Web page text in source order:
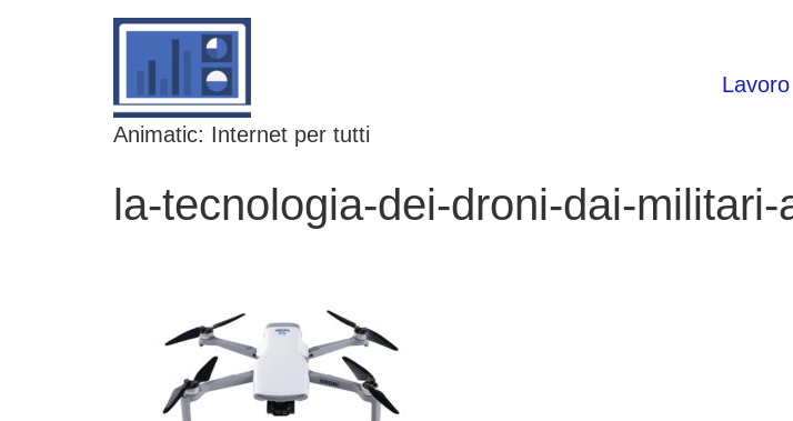
Animatic: Internet per tutti
Lavoro
la-tecnologia-dei-droni-dai-